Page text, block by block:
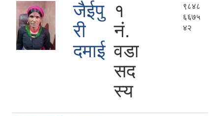
जैईपु
री
दमाई
१
नं.
वडा
सद
स्य
९८४८
६६७५
४२